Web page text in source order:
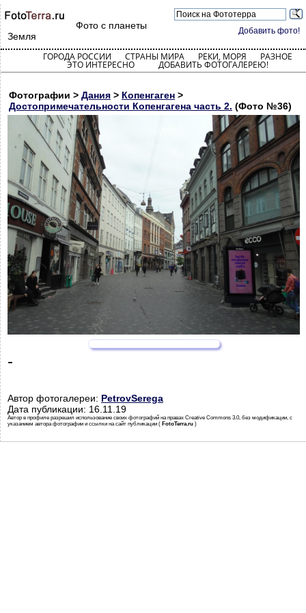
Добавить фото!
Фото с планеты
Земля
ГОРОДА РОССИИ СТРАНЫ МИРА РЕКИ, МОРЯ РАЗНОЕ
ЭТО ИНТЕРЕСНО ДОБАВИТЬ ФОТОГАЛЕРЕЮ!
Фотографии > Дания > Копенгаген >
Достопримечательности Копенгагена часть 2. (Фото №36)
-
Автор фотогалереи: PetrovSerega
Дата публикации: 16.11.19
Автор в профиле разрешил использование своих фотографий на правах Creative Commons 3.0, без модификации, с
указанием автора фотографии и ссылки на сайт публикации ( FotoTerra.ru )